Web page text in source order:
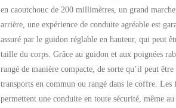
en caoutchouc de 200 millimètres, un grand
arrière, une expérience de conduite agréable est
assuré par le guidon réglable en hauteur, qui peut
taille du corps. Grâce au guidon et aux poignées
rangé de manière compacte, de sorte qu’il peut
transports en commun ou rangé dans le coffre.
permettent une conduite en toute sécurité, même au